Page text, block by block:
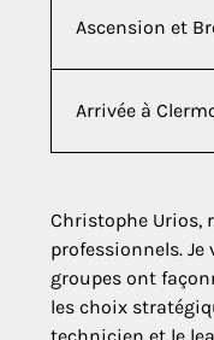
Ascension et
Arrivée à
Christophe Urios,
professionnels.
groupes ont
les choix